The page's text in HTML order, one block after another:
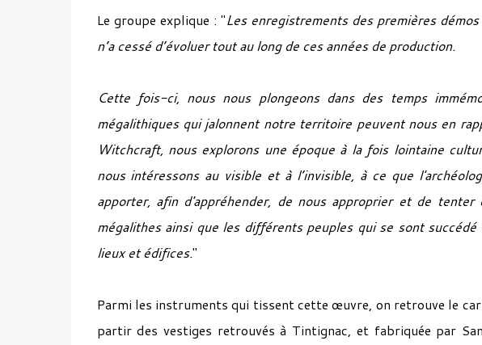
Le groupe explique : "Les enregistrements des premières
n’a cessé d’évoluer tout au long de ces années de production.
Cette fois-ci, nous nous plongeons dans des temps
mégalithiques qui jalonnent notre territoire peuvent nous en
Witchcraft, nous explorons une époque à la fois lointaine
nous intéressons au visible et à l’invisible, à ce que
apporter, afin d'appréhender, de nous approprier et de
mégalithes ainsi que les différents peuples qui se sont
lieux et édifices."
Parmi les instruments qui tissent cette œuvre, on retrouve le
partir des vestiges retrouvés à Tintignac, et fabriquée par